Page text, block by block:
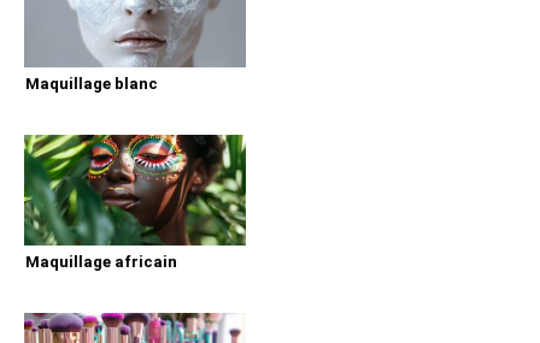
Maquillage blanc
Maquillage africain